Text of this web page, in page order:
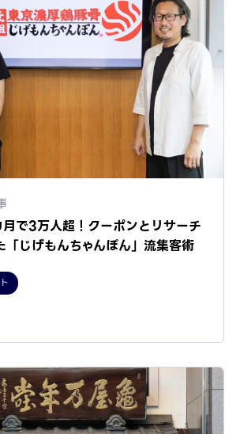
で3万人超！クーポンとリサーチ
「じげもんちゃんぽん」流集客術